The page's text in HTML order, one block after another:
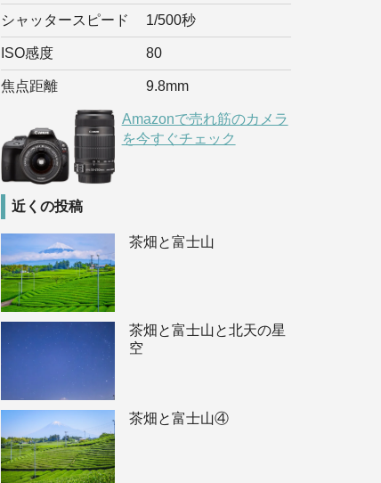
シャッタースピード 1/500秒
ISO感度 80
焦点距離 9.8mm
Amazonで売れ筋のカメラ
を今すぐチェック
近くの投稿
茶畑と富士山
茶畑と富士山と北天の星
空
茶畑と富士山④